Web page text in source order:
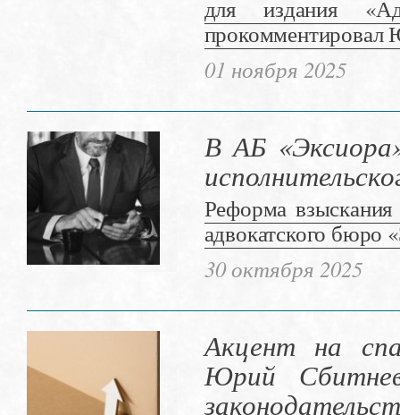
для издания
прокомментировал
01 ноября 2025
В АБ
Реформа взыскания
адвокатского бюро
30 октября 2025
Акцент на
Юрий